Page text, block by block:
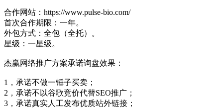
合作网站：https://www.pulse-bio.com/
首次合作期限：一年。
外包方式：全包（全托）。
星级：一星级。
杰赢网络推广方案承诺询盘效果：
1，承诺不做一锤子买卖；
2，承诺不以谷歌竞价代替SEO推广；
3，承诺真实人工发布优质站外链接；